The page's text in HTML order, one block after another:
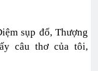
sụp đổ, Thượng
câu thơ của tôi,